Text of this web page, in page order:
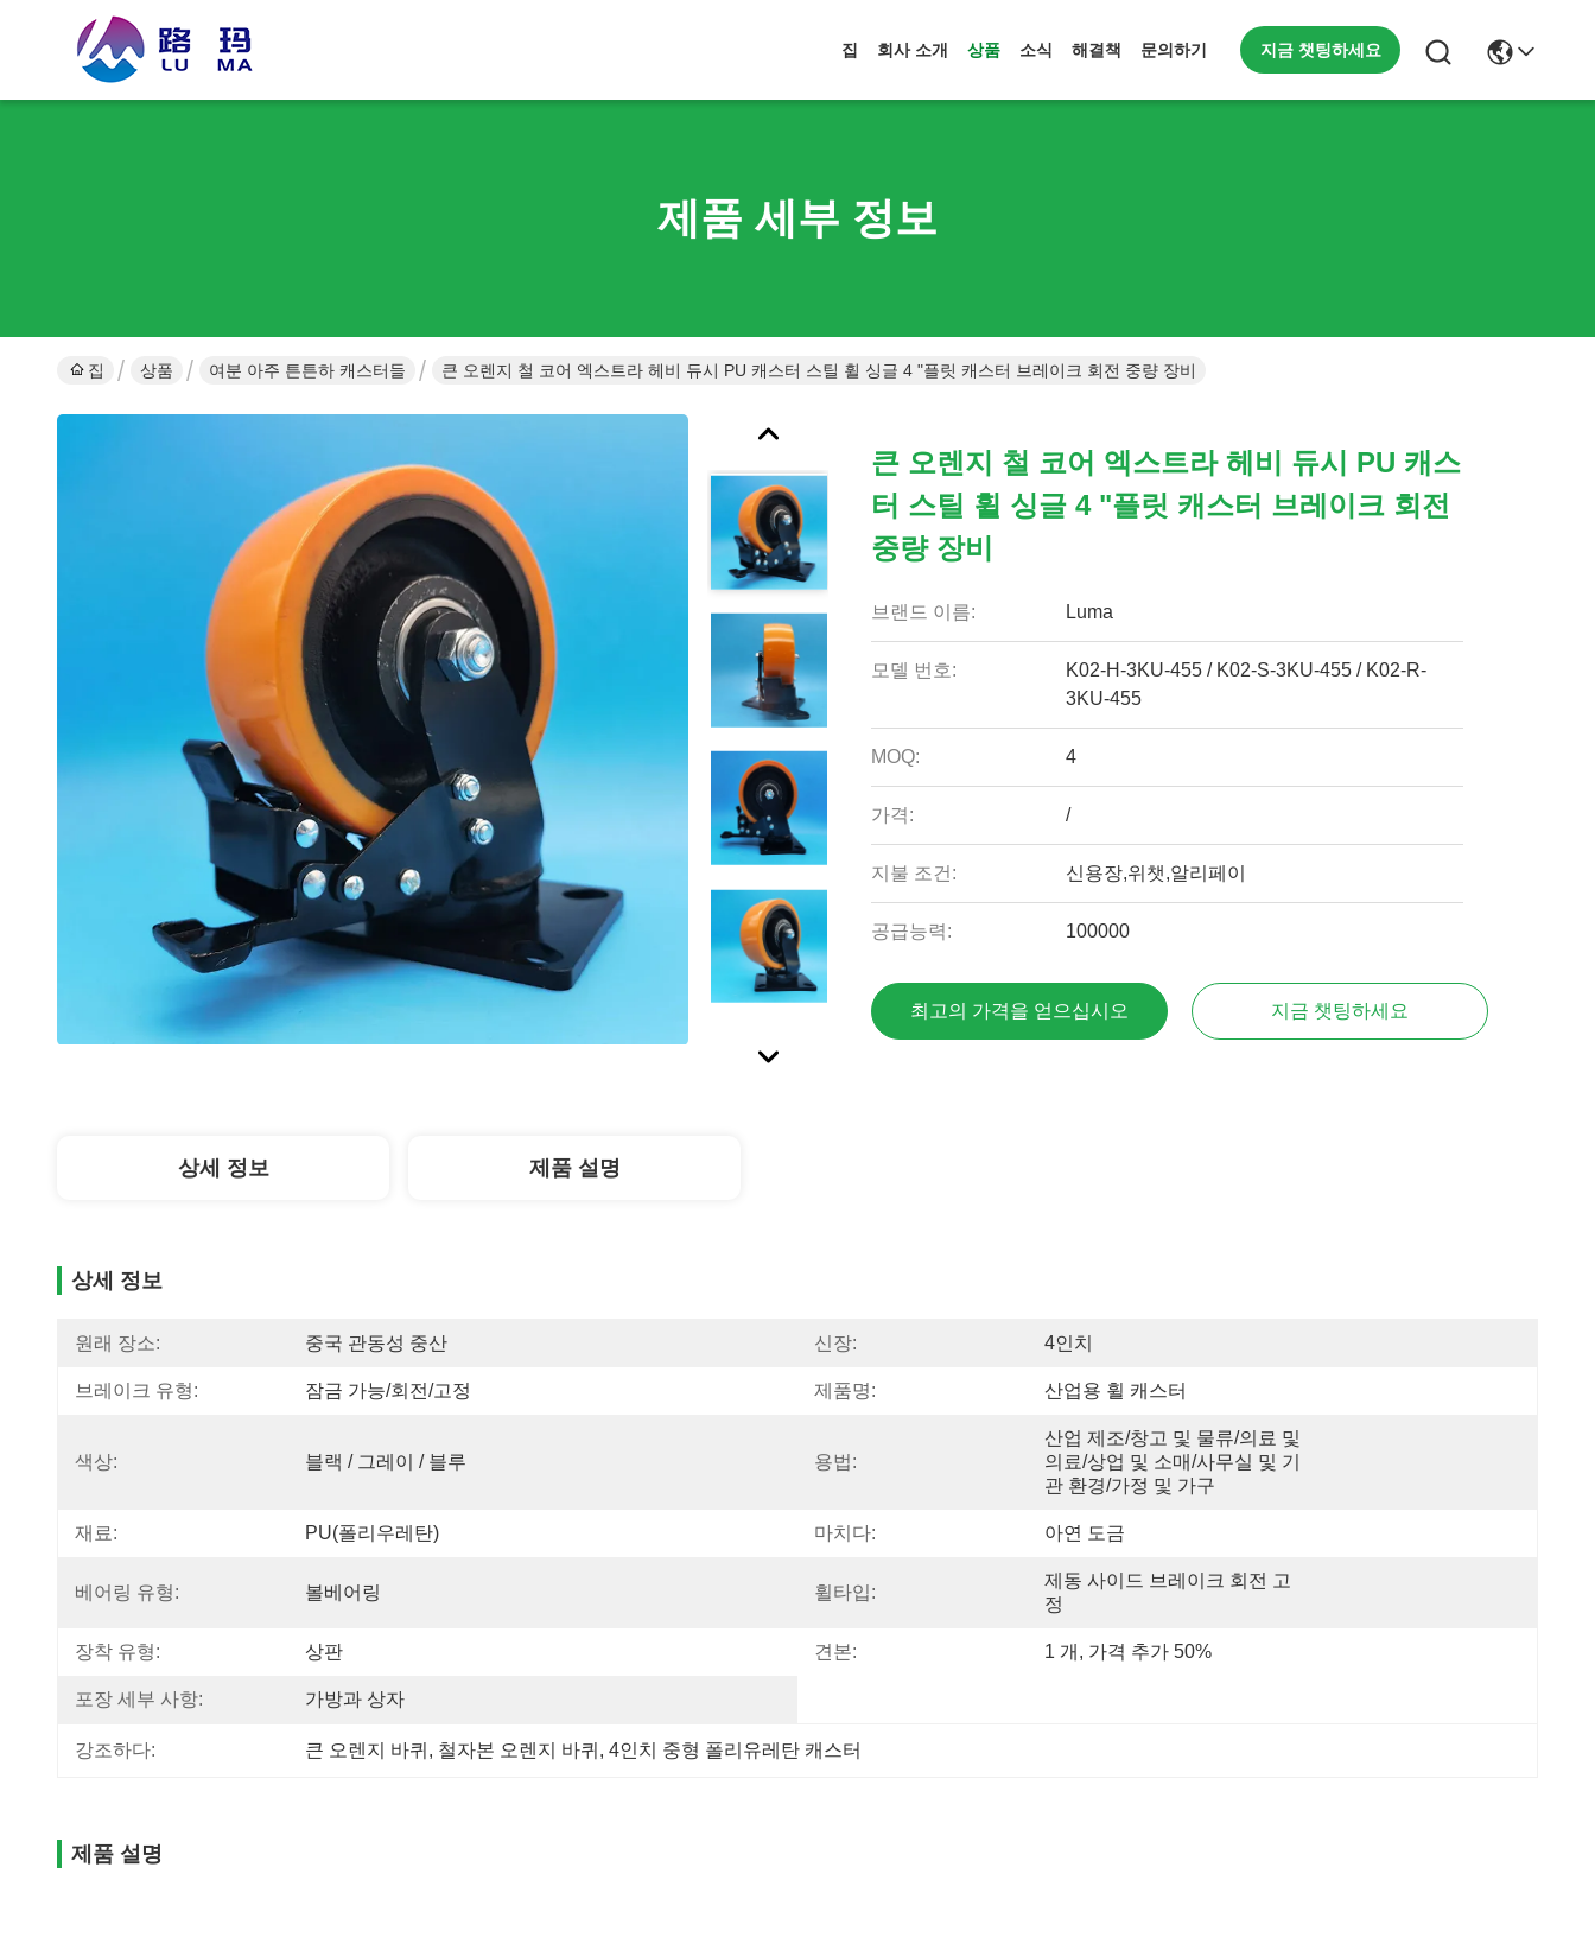
집 회사 소개 상품 소식 해결책 문의하기 지금 챗팅하세요
제품 세부 정보
집 상품 여분 아주 튼튼하 캐스터들 큰 오렌지 철 코어 엑스트라 헤비 듀시 PU 캐스터 스틸 휠 싱글 4 "플릿 캐스터 브레이크 회전 중량 장비
큰 오렌지 철 코어 엑스트라 헤비 듀시 PU 캐스
터 스틸 휠 싱글 4 "플릿 캐스터 브레이크 회전
중량 장비
브랜드 이름: Luma
모델 번호:
K02-H-3KU-455 / K02-S-3KU-455 / K02-R-
3KU-455
MOQ: 4
가격: /
지불 조건: 신용장,위챗,알리페이
공급능력: 100000
최고의 가격을 얻으십시오 지금 챗팅하세요
상세 정보 제품 설명
상세 정보
원래 장소: 중국 관동성 중산 신장: 4인치
브레이크 유형: 잠금 가능/회전/고정 제품명: 산업용 휠 캐스터
색상: 블랙 / 그레이 / 블루 용법:
산업 제조/창고 및 물류/의료 및
의료/상업 및 소매/사무실 및 기
관 환경/가정 및 가구
재료: PU(폴리우레탄) 마치다: 아연 도금
베어링 유형: 볼베어링 휠타입:
제동 사이드 브레이크 회전 고
정
장착 유형: 상판 견본: 1 개, 가격 추가 50%
포장 세부 사항: 가방과 상자
강조하다: 큰 오렌지 바퀴 , 철자본 오렌지 바퀴 , 4인치 중형 폴리유레탄 캐스터
제품 설명